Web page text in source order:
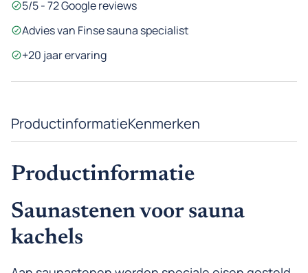
5/5 - 72 Google reviews
Advies van Finse sauna specialist
+20 jaar ervaring
ProductinformatieKenmerken
Productinformatie
Saunastenen voor sauna
kachels